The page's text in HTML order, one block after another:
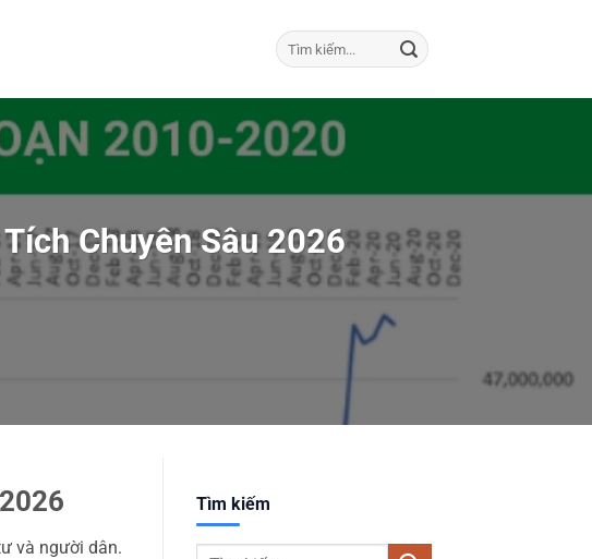
Chuyên Sâu 2026
và người dân.
Tìm kiếm